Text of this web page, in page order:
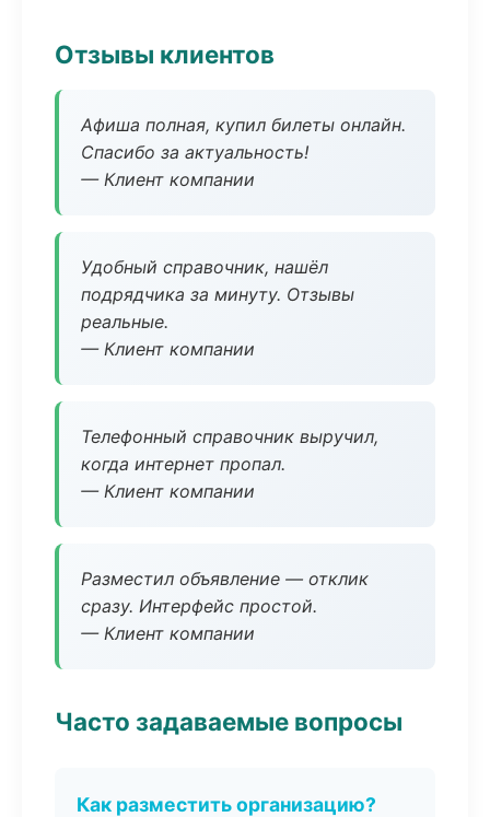
Отзывы клиентов
Афиша полная, купил билеты онлайн.
Спасибо за актуальность!
— Клиент компании
Удобный справочник, нашёл
подрядчика за минуту. Отзывы
реальные.
— Клиент компании
Телефонный справочник выручил,
когда интернет пропал.
— Клиент компании
Разместил объявление — отклик
сразу. Интерфейс простой.
— Клиент компании
Часто задаваемые вопросы
Как разместить организацию?